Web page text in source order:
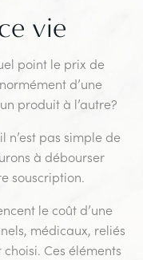
vie
point le prix de
d’une
produit à l’autre?
n’est pas simple de
à débourser
souscription.
le coût d’une
médicaux, reliés
Ces éléments